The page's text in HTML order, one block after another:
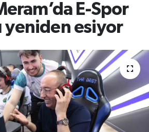
E-Spor
yeniden esiyor